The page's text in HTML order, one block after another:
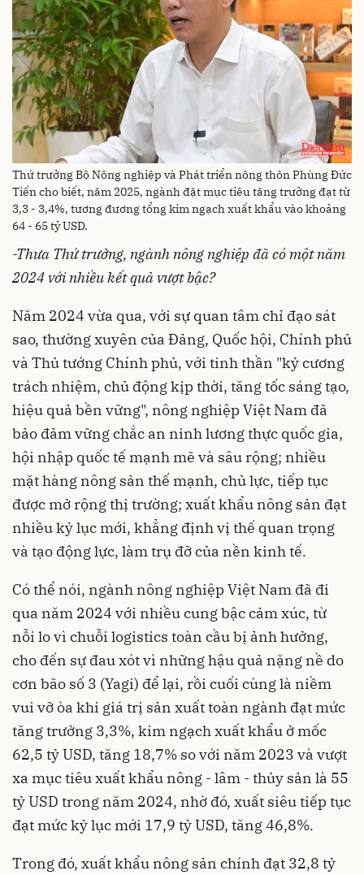
Thứ trưởng Bộ Nông nghiệp và Phát triển nông thôn Phùng Đức
Tiến cho biết, năm 2025, ngành đặt mục tiêu tăng trưởng đạt từ
3,3 - 3,4%, tương đương tổng kim ngạch xuất khẩu vào khoảng
64 - 65 tỷ USD.
-Thưa Thứ trưởng, ngành nông nghiệp đã có một năm
2024 với nhiều kết quả vượt bậc?
Năm 2024 vừa qua, với sự quan tâm chỉ đạo sát
sao, thường xuyên của Đảng, Quốc hội, Chính phủ
và Thủ tướng Chính phủ, với tinh thần "kỷ cương
trách nhiệm, chủ động kịp thời, tăng tốc sáng tạo,
hiệu quả bền vững", nông nghiệp Việt Nam đã
bảo đảm vững chắc an ninh lương thực quốc gia,
hội nhập quốc tế mạnh mẽ và sâu rộng; nhiều
mặt hàng nông sản thế mạnh, chủ lực, tiếp tục
được mở rộng thị trường; xuất khẩu nông sản đạt
nhiều kỷ lục mới, khẳng định vị thế quan trọng
và tạo động lực, làm trụ đỡ của nền kinh tế.
Có thể nói, ngành nông nghiệp Việt Nam đã đi
qua năm 2024 với nhiều cung bậc cảm xúc, từ
nỗi lo vì chuỗi logistics toàn cầu bị ảnh hưởng,
cho đến sự đau xót vì những hậu quả nặng nề do
cơn bão số 3 (Yagi) để lại, rồi cuối cùng là niềm
vui vỡ òa khi giá trị sản xuất toàn ngành đạt mức
tăng trưởng 3,3%, kim ngạch xuất khẩu ở mốc
62,5 tỷ USD, tăng 18,7% so với năm 2023 và vượt
xa mục tiêu xuất khẩu nông - lâm - thủy sản là 55
tỷ USD trong năm 2024, nhờ đó, xuất siêu tiếp tục
đạt mức kỷ lục mới 17,9 tỷ USD, tăng 46,8%.
Trong đó, xuất khẩu nông sản chính đạt 32,8 tỷ